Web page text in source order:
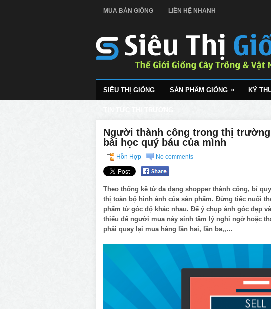
MUA BÁN GIỐNG LIÊN HỆ NHANH
SIÊU THỊ GIỐNG SẢN PHẨM GIỐNG » KỸ
Người thành công trong thị
bài học quý báu của mình
Hỗn Hợp No comments
Theo thống kê từ đa dạng shopper thành công, bí
thị toàn bộ hình ảnh của sản phẩm. Đừng tiếc nuối
phẩm từ góc độ khác nhau. Để ý chụp ảnh góc đẹp
thiểu để người mua nảy sinh tâm lý nghi ngờ hoặc
phải quay lại mua hàng lần hai, lần ba,,…